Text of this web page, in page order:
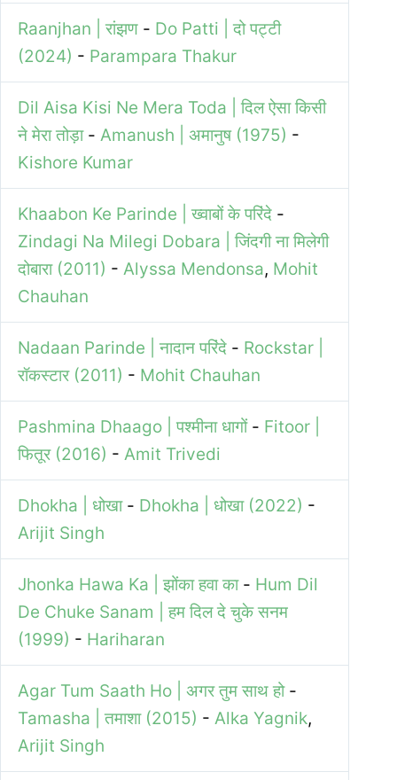
Raanjhan | रांझण - Do Patti | दो पट्टी
(2024) - Parampara Thakur
Dil Aisa Kisi Ne Mera Toda | दिल ऐसा किसी
ने मेरा तोड़ा - Amanush | अमानुष (1975) -
Kishore Kumar
Khaabon Ke Parinde | ख्वाबों के परिंदे -
Zindagi Na Milegi Dobara | जिंदगी ना मिलेगी
दोबारा (2011) - Alyssa Mendonsa, Mohit
Chauhan
Nadaan Parinde | नादान परिंदे - Rockstar |
रॉकस्टार (2011) - Mohit Chauhan
Pashmina Dhaago | पश्मीना धागों - Fitoor |
फितूर (2016) - Amit Trivedi
Dhokha | धोखा - Dhokha | धोखा (2022) -
Arijit Singh
Jhonka Hawa Ka | झोंका हवा का - Hum Dil
De Chuke Sanam | हम दिल दे चुके सनम
(1999) - Hariharan
Agar Tum Saath Ho | अगर तुम साथ हो -
Tamasha | तमाशा (2015) - Alka Yagnik,
Arijit Singh